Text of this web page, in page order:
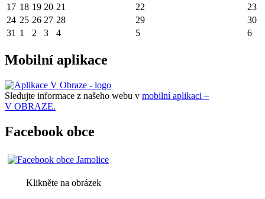
17 18 19 20 21 22
23
24 25 26 27 28 29
30
31 1 2 3 4 5 6
Mobilní aplikace
Sledujte informace z našeho webu v mobilní aplikaci –
V OBRAZE.
Facebook obce
Klikněte na obrázek